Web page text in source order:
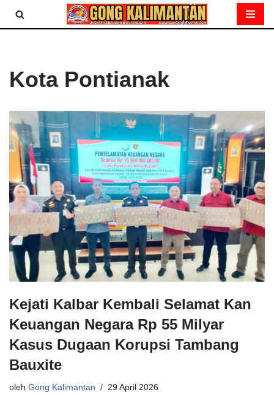
Lompat
Kota Pontianak
Kejati Kalbar Kembali Selamat Kan
Keuangan Negara Rp 55 Milyar
Kasus Dugaan Korupsi Tambang
Bauxite
oleh Gong Kalimantan 29 April 2026